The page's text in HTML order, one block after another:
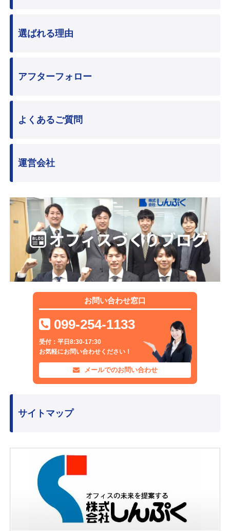
選ばれる理由
アフターフォロー
よくあるご質問
運営会社
お問い合わせ窓口
099-254-1133
受付：平日8:30-17:30
お気軽にお問い合わせください！
メールでのお問い合わせ
サイトマップ